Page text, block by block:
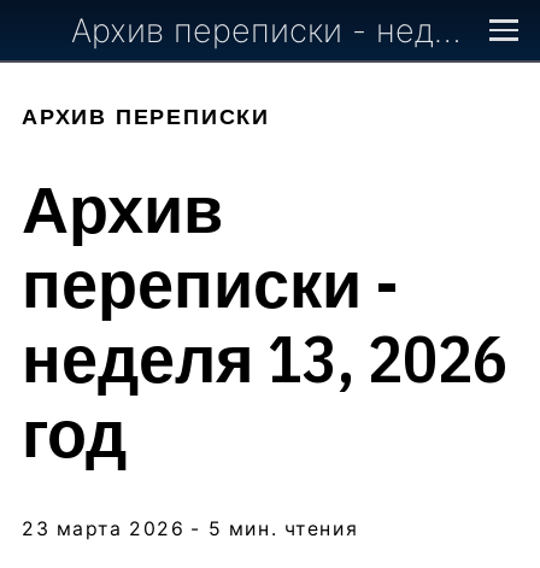
Архив переписки - неделя 13, 2026 год
АРХИВ ПЕРЕПИСКИ
Архив
переписки -
неделя 13, 2026
год
23 марта 2026 - 5 мин. чтения